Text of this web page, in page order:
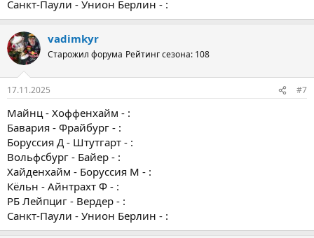
Санкт-Паули - Унион Берлин - :
vadimkyr
Старожил форума Рейтинг сезона: 108
17.11.2025 #7
Майнц - Хоффенхайм - :
Бавария - Фрайбург - :
Боруссия Д - Штутгарт - :
Вольфсбург - Байер - :
Хайденхайм - Боруссия М - :
Кёльн - Айнтрахт Ф - :
РБ Лейпциг - Вердер - :
Санкт-Паули - Унион Берлин - :